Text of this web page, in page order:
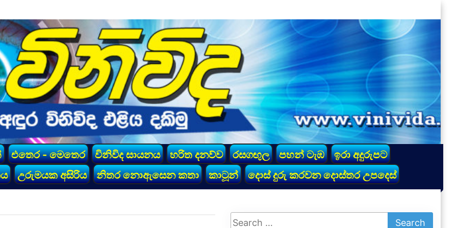
එතෙර - මෙතෙර විනිවිද සායනය හරිත දනව්ව රසගඟුල පහන් ටැඹ
ඉරා අදුරුපට
උරුමයක අසිරිය නිතර නොඇසෙන කතා කාටූන් දොස් දුරු කරවන දොස්තර උපදෙස්